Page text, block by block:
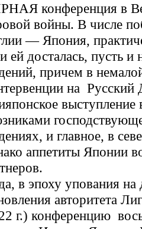
конференция в
войны. В числе
— Япония,
ей досталась, пусть
причем в
на Русский
и главное, в
аппетиты Японии
в эпоху упования
авторитета
г.) конференцию